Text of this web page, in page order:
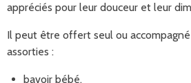
appréciés pour leur douceur et leur
Il peut être offert seul ou accompagné
assorties :
bavoir bébé,